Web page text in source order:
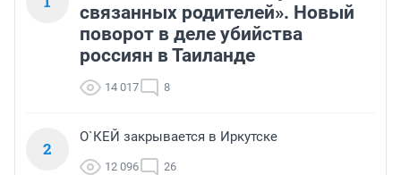
связанных родителей». Новый
поворот в деле убийства
россиян в Таиланде
14 017 8
2
О`КЕЙ закрывается в Иркутске
12 096 26